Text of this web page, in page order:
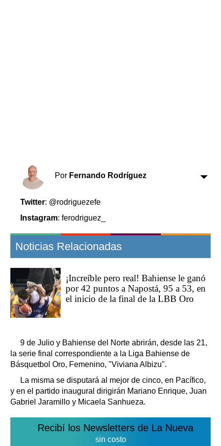
Por Fernando Rodríguez
Twitter: @rodriguezefe
Instagram: ferodriguez_
Noticias Relacionadas
¡Increíble pero real! Bahiense le ganó
por 42 puntos a Napostá, 95 a 53, en
el inicio de la final de la LBB Oro
9 de Julio y Bahiense del Norte abrirán, desde las 21,
la serie final correspondiente a la Liga Bahiense de
Básquetbol Oro, Femenino, "Viviana Albizu".
La misma se disputará al mejor de cinco, en Pacífico,
y en el partido inaugural dirigirán Mariano Enrique, Juan
Gabriel Jaramillo y Micaela Sanhueza.
Recibí los Newsletters de La Nueva
sin costo